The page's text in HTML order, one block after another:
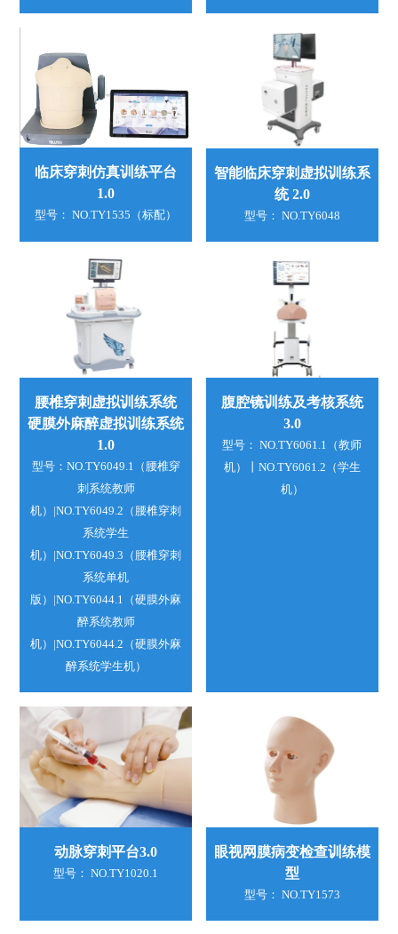
临床穿刺仿真训练平台
1.0
型号： NO.TY1535（标配）
智能临床穿刺虚拟训练系
统 2.0
型号： NO.TY6048
腰椎穿刺虚拟训练系统
硬膜外麻醉虚拟训练系统
1.0
型号：NO.TY6049.1（腰椎穿
刺系统教师
机）|NO.TY6049.2（腰椎穿刺
系统学生
机）|NO.TY6049.3（腰椎穿刺
系统单机
版）|NO.TY6044.1（硬膜外麻
醉系统教师
机）|NO.TY6044.2（硬膜外麻
醉系统学生机）
腹腔镜训练及考核系统
3.0
型号： NO.TY6061.1（教师
机）丨NO.TY6061.2（学生
机）
动脉穿刺平台3.0
型号： NO.TY1020.1
眼视网膜病变检查训练模
型
型号： NO.TY1573